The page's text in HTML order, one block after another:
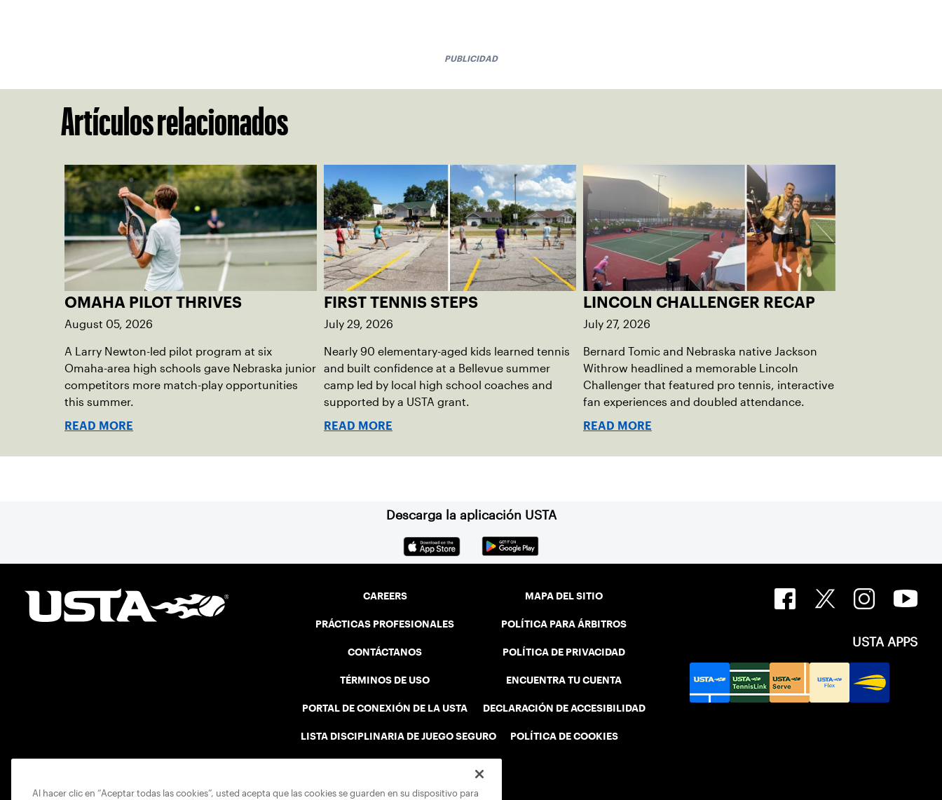
PUBLICIDAD
Artículos relacionados
OMAHA PILOT THRIVES
August 05, 2026
A Larry Newton-led pilot program at six
Omaha-area high schools gave Nebraska junior
competitors more match-play opportunities
this summer.
READ MORE
FIRST TENNIS STEPS
July 29, 2026
Nearly 90 elementary-aged kids learned tennis
and built confidence at a Bellevue summer
camp led by local high school coaches and
supported by a USTA grant.
READ MORE
LINCOLN CHALLENGER RECAP
July 27, 2026
Bernard Tomic and Nebraska native Jackson
Withrow headlined a memorable Lincoln
Challenger that featured pro tennis, interactive
fan experiences and doubled attendance.
READ MORE
Descarga la aplicación USTA
CAREERS
PRÁCTICAS PROFESIONALES
CONTÁCTANOS
TÉRMINOS DE USO
PORTAL DE CONEXIÓN DE LA USTA
LISTA DISCIPLINARIA DE JUEGO SEGURO
MAPA DEL SITIO
POLÍTICA PARA ÁRBITROS
POLÍTICA DE PRIVACIDAD
ENCUENTRA TU CUENTA
DECLARACIÓN DE ACCESIBILIDAD
POLÍTICA DE COOKIES
USTA APPS
Al hacer clic en “Aceptar todas las cookies”, usted acepta que las cookies se guarden en su dispositivo para